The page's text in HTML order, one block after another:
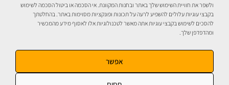
ולשפר את חוויית השימוש שלך באתר ובחנות המקוונת. אי הסכמה או ביטול הסכמה לשימוש
בקבצי עוגיות עלולים להשפיע לרעה על תכונות ופונקציות מסוימות באתר. בהחלטתך
להסכים לשימוש בקבצי עוגיות אתה מאשר לטכנולוגיות אלו לאסוף מידע מהמכשיר
ומהדפדפן שלך.
אפשר